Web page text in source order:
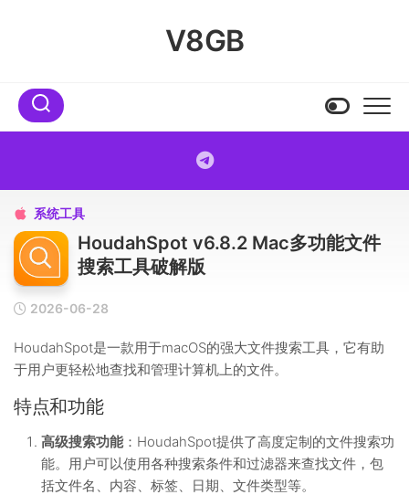
V8GB
 系统工具
HoudahSpot v6.8.2 Mac多功能文件
搜索工具破解版
2026-06-28
HoudahSpot是一款用于macOS的强大文件搜索工具，它有助
于用户更轻松地查找和管理计算机上的文件。
特点和功能
高级搜索功能：HoudahSpot提供了高度定制的文件搜索功
能。用户可以使用各种搜索条件和过滤器来查找文件，包
括文件名、内容、标签、日期、文件类型等。